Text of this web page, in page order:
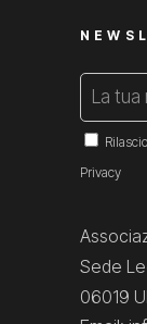
Privacy
Sede
06019